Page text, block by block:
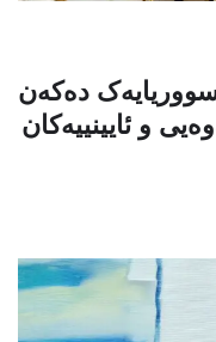
سووریایەک دەکەن
و ئایینییەکان